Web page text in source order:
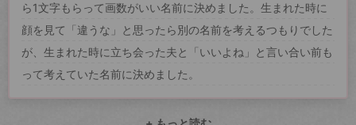
ら1文字もらって画数がいい名前に決めました。生まれた時に
顔を見て「違うな」と思ったら別の名前を考えるつもりでした
が、生まれた時に立ち会った夫と「いいよね」と言い合い前も
って考えていた名前に決めました。